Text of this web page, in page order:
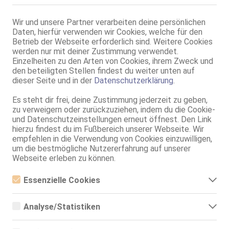
Wir und unsere Partner verarbeiten deine persönlichen
Daten, hierfür verwenden wir Cookies, welche für den
Betrieb der Webseite erforderlich sind. Weitere Cookies
werden nur mit deiner Zustimmung verwendet.
Einzelheiten zu den Arten von Cookies, ihrem Zweck und
den beteiligten Stellen findest du weiter unten auf
dieser Seite und in der Datenschutzerklärung
Es steht dir frei, deine Zustimmung jederzeit zu geben,
zu verweigern oder zurückzuziehen, indem du die Cookie-
und Datenschutzeinstellungen erneut öffnest. Den Link
hierzu findest du im Fußbereich unserer Webseite. Wir
empfehlen in die Verwendung von Cookies einzuwilligen,
um die bestmögliche Nutzererfahrung auf unserer
Webseite erleben zu können.
Essenzielle Cookies
Essenzielle Cookies sind alle notwendigen Cookies, die für den
ermöglicht werden. Die Webseite kann ohne diese Cookies nicht
Analyse/Statistiken
Analyse- bzw. Statistikcookies sind Cookies, die der Analyse der
69, GF6, Franz b. Ihr, BV, Schmu., Kuscheln, Körperküs., KBp
Stuttgart
TS Julia
ZK, AV, 69, GF6, DT, Franz b. Ihr, BV
LadiesSTARS
TS Brenda XXL
TS, 25 Jahre, 80C, KF 36, 1.74m, 68 kg, total rasiert, Latina
Live Sex Cam
LIVE Merydubley039
Stuttgart
ZK, AV, 69, NSa, Franz b. Ihr, BV, Schmu., Kuscheln